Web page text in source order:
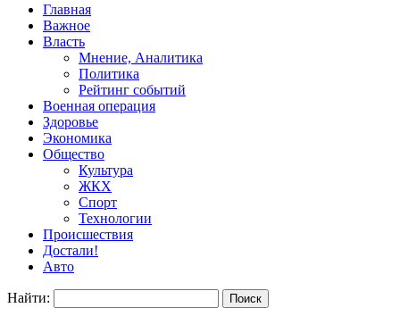
Главная
Важное
Власть
Мнение, Аналитика
Политика
Рейтинг событий
Военная операция
Здоровье
Экономика
Общество
Культура
ЖКХ
Спорт
Технологии
Происшествия
Достали!
Авто
Найти: